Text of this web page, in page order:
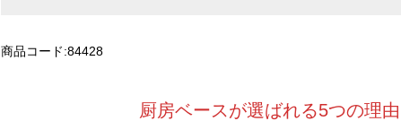
商品コード:84428
厨房ベースが選ばれる5つの理由